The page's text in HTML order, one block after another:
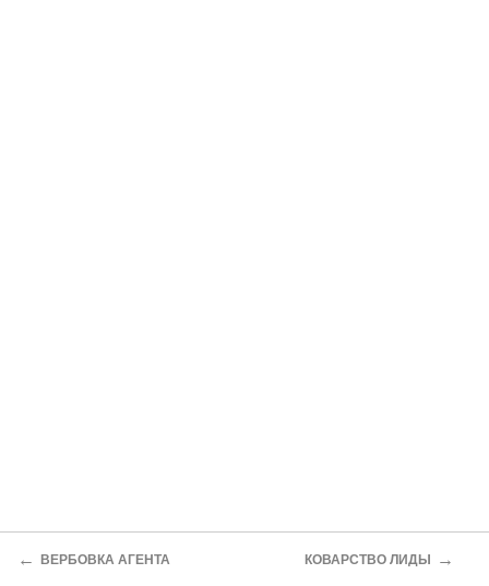
← ВЕРБОВКА АГЕНТА КОВАРСТВО ЛИДЫ →